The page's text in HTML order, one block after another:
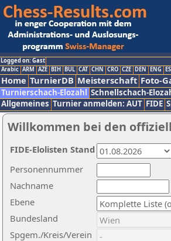
Logged on: Gast
Arabic ARM AZE BIH BUL CAT CHN CRO CZE DEN ENG
Home TurnierDB Meisterschaft Foto-
Turnierschach-Elozahl Schnellschach-
Allgemeines Turnier anmelden: AUT FIDE
Willkommen bei den
Nachname
Ebene
Personennummer
Bundesland
Spgem./Kreis/Verein
FIDE-Elolisten Stand